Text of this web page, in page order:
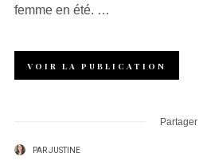
femme en été. …
VOIR LA PUBLICATION
Partager
PARJUSTINE